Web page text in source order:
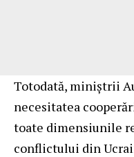
Totodată, miniștrii
necesitatea
toate dimensiunile
conflictului din